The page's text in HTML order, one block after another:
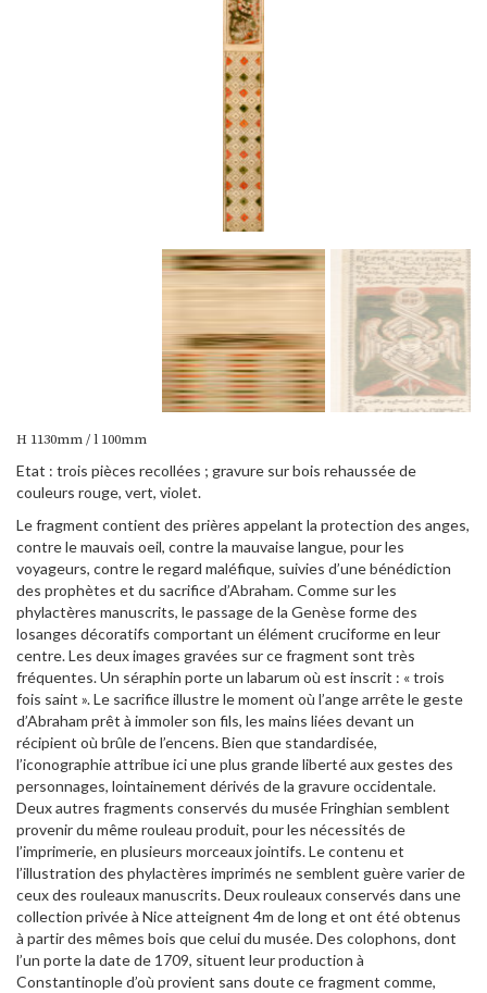
H 1130mm / l 100mm
Etat : trois pièces recollées ; gravure sur bois rehaussée de
couleurs rouge, vert, violet.
Le fragment contient des prières appelant la protection des anges,
contre le mauvais oeil, contre la mauvaise langue, pour les
voyageurs, contre le regard maléfique, suivies d’une bénédiction
des prophètes et du sacrifice d’Abraham. Comme sur les
phylactères manuscrits, le passage de la Genèse forme des
losanges décoratifs comportant un élément cruciforme en leur
centre. Les deux images gravées sur ce fragment sont très
fréquentes. Un séraphin porte un labarum où est inscrit : « trois
fois saint ». Le sacrifice illustre le moment où l’ange arrête le geste
d’Abraham prêt à immoler son fils, les mains liées devant un
récipient où brûle de l’encens. Bien que standardisée,
l’iconographie attribue ici une plus grande liberté aux gestes des
personnages, lointainement dérivés de la gravure occidentale.
Deux autres fragments conservés du musée Fringhian semblent
provenir du même rouleau produit, pour les nécessités de
l’imprimerie, en plusieurs morceaux jointifs. Le contenu et
l’illustration des phylactères imprimés ne semblent guère varier de
ceux des rouleaux manuscrits. Deux rouleaux conservés dans une
collection privée à Nice atteignent 4m de long et ont été obtenus
à partir des mêmes bois que celui du musée. Des colophons, dont
l’un porte la date de 1709, situent leur production à
Constantinople d’où provient sans doute ce fragment comme,